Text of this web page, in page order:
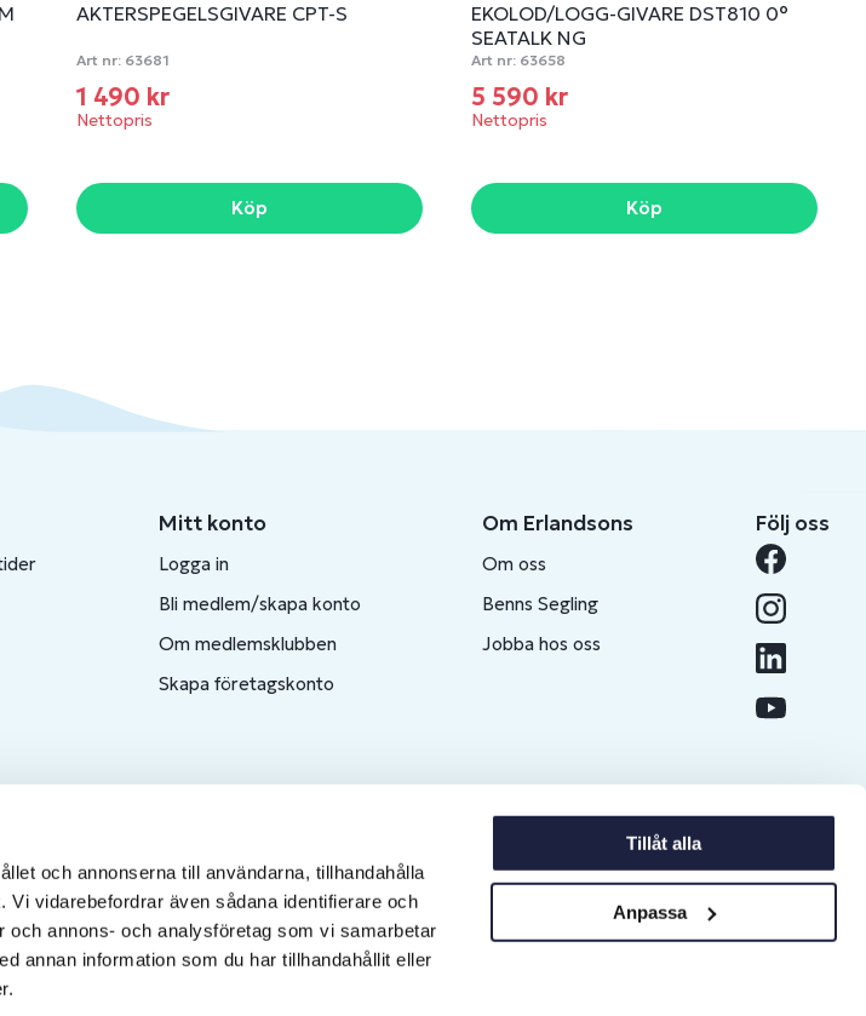
och annonserna till användarna, tillhandahålla
vidarebefordrar även sådana identifierare och
annons- och analysföretag som vi samarbetar
annan information som du har tillhandahållit eller
Tillåt alla
Anpassa
AKTERSPEGELSGIVARE CPT-S
Art nr: 63681
1 490 kr
Nettopris
Köp
EKOLOD/LOGG-GIVARE DST810 0°
SEATALK NG
Art nr: 63658
5 590 kr
Nettopris
Köp
Mitt konto
Logga in
Bli medlem/skapa konto
Om medlemsklubben
Skapa företagskonto
Om Erlandsons
Om oss
Benns Segling
Jobba hos oss
Följ oss